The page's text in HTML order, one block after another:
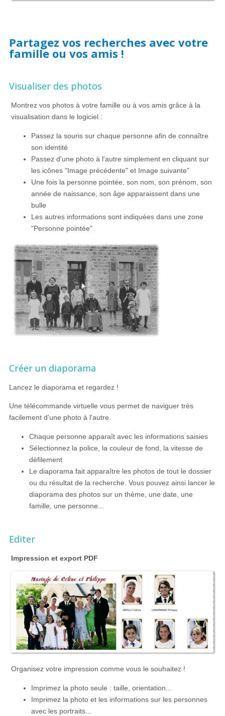
Partagez vos recherches avec votre
famille ou vos amis !
Visualiser des photos
Montrez vos photos à votre famille ou à vos amis grâce à la
visualisation dans le logiciel :
Passez la souris sur chaque personne afin de connaître
son identité
Passez d'une photo à l'autre simplement en cliquant sur
les icônes "Image précédente" et Image suivante"
Une fois la personne pointée, son nom, son prénom, son
année de naissance, son âge apparaissent dans une
bulle
Les autres informations sont indiquées dans une zone
"Personne pointée"
Créer un diaporama
Lancez le diaporama et regardez !
Une télécommande virtuelle vous permet de naviguer très
facilement d'une photo à l'autre.
Chaque personne apparaît avec les informations saisies
Sélectionnez la police, la couleur de fond, la vitesse de
défilement
Le diaporama fait apparaître les photos de tout le dossier
ou du résultat de la recherche. Vous pouvez ainsi lancer le
diaporama des photos sur un thème, une date, une
famille, une personne...
Editer
Impression et export PDF
Organisez votre impression comme vous le souhaitez !
Imprimez la photo seule : taille, orientation...
Imprimez la photo et les informations sur les personnes
avec les portraits...